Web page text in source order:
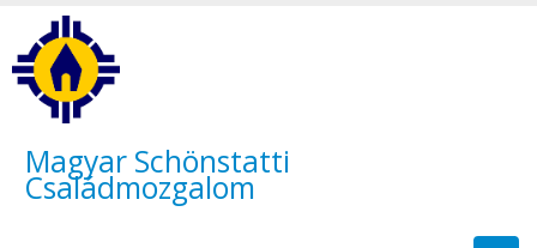
Magyar Schönstatti
Családmozgalom